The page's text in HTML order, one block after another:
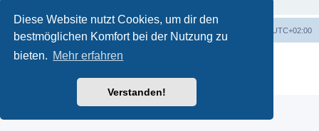
Diese Website nutzt Cookies, um dir den
bestmöglichen Komfort bei der Nutzung zu
bieten. Mehr erfahren
Verstanden!
Foren-Übersicht UTC+02:00
Powered byphpBB
Nutzungsbedingungen